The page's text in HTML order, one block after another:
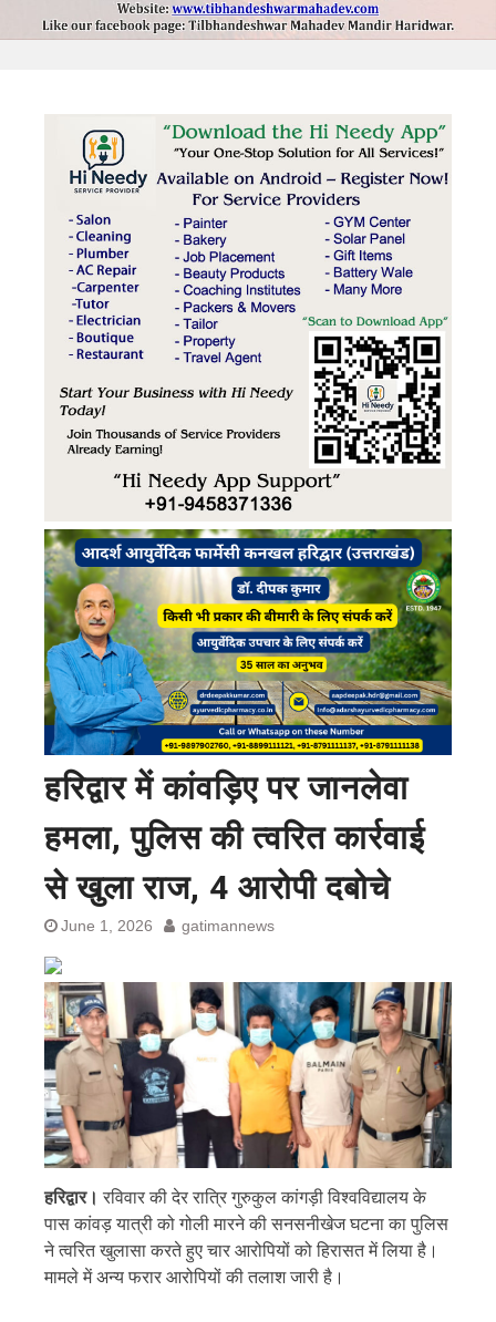
हरिद्वार में कांवड़िए पर जानलेवा
हमला, पुलिस की त्वरित कार्रवाई
से खुला राज, 4 आरोपी दबोचे
June 1, 2026 gatimannews
हरिद्वार। रविवार की देर रात्रि गुरुकुल कांगड़ी विश्वविद्यालय के
पास कांवड़ यात्री को गोली मारने की सनसनीखेज घटना का पुलिस
ने त्वरित खुलासा करते हुए चार आरोपियों को हिरासत में लिया है।
मामले में अन्य फरार आरोपियों की तलाश जारी है।